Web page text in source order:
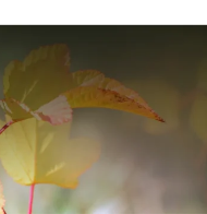
Design
Zaun
Polen
mit
Montage